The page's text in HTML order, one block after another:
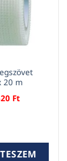
20 m
Ft
csík